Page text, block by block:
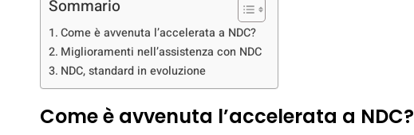
Sommario
Come è avvenuta l’accelerata a NDC?
Miglioramenti nell’assistenza con NDC
NDC, standard in evoluzione
Come è avvenuta l’accelerata a NDC?